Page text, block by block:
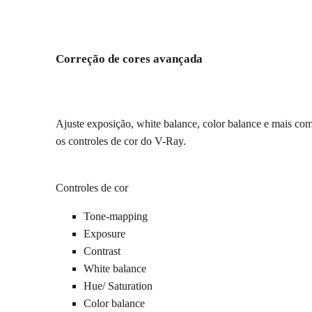
Correção de cores avançada
Ajuste exposição, white balance, color balance e mais
os controles de cor do V-Ray.
Controles de cor
Tone-mapping
Exposure
Contrast
White balance
Hue/ Saturation
Color balance